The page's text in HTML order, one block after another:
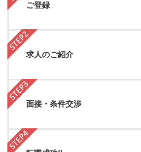
ご登録
求人のご紹介
面接・条件交渉